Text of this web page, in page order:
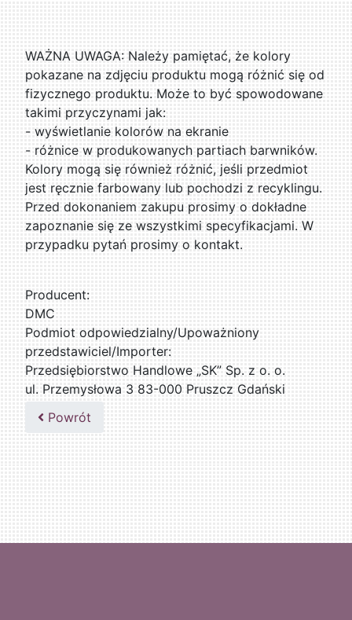
WAŻNA UWAGA: Należy pamiętać, że kolory
pokazane na zdjęciu produktu mogą różnić się od
fizycznego produktu. Może to być spowodowane
takimi przyczynami jak:
- wyświetlanie kolorów na ekranie
- różnice w produkowanych partiach barwników.
Kolory mogą się również różnić, jeśli przedmiot
jest ręcznie farbowany lub pochodzi z recyklingu.
Przed dokonaniem zakupu prosimy o dokładne
zapoznanie się ze wszystkimi specyfikacjami. W
przypadku pytań prosimy o kontakt.
Producent:
DMC
Podmiot odpowiedzialny/Upoważniony
przedstawiciel/Importer:
Przedsiębiorstwo Handlowe „SK” Sp. z o. o.
ul. Przemysłowa 3 83-000 Pruszcz Gdański
509076255
Powrót